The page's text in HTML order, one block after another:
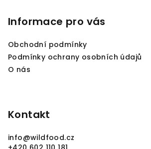
Informace pro vás
Obchodní podmínky
Podmínky ochrany osobních údajů
O nás
Kontakt
info@wildfood.cz